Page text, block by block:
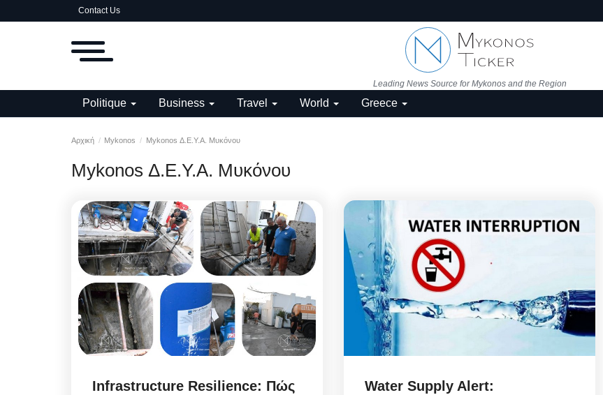
Contact Us
Leading News Source for Mykonos and the Region
Politique Business Travel World Greece
Αρχική Mykonos Mykonos Δ.Ε.Υ.Α. Μυκόνου
Mykonos Δ.Ε.Υ.Α. Μυκόνου
Infrastructure Resilience: Πώς
Water Supply Alert: